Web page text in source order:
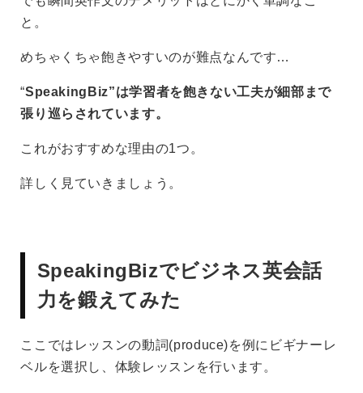
と。
めちゃくちゃ飽きやすいのが難点なんです…
“SpeakingBiz”は学習者を飽きない工夫が細部まで
張り巡らされています。
これがおすすめな理由の1つ。
詳しく見ていきましょう。
SpeakingBizでビジネス英会話
力を鍛えてみた
ここではレッスンの動詞(produce)を例にビギナーレ
ベルを選択し、体験レッスンを行います。